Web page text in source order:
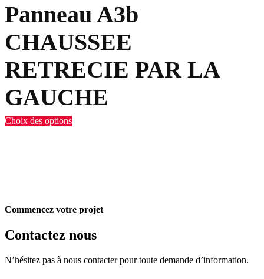
Panneau A3b
CHAUSSEE
RETRECIE PAR LA
GAUCHE
Choix des options
Commencez votre projet
Contactez nous
N’hésitez pas à nous contacter pour toute demande d’information.